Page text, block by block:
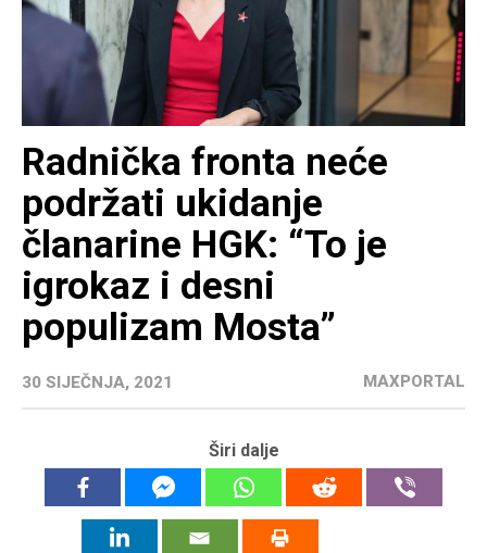
Radnička fronta neće
podržati ukidanje
članarine HGK: “To je
igrokaz i desni
populizam Mosta”
30 SIJEČNJA, 2021 MAXPORTAL
Širi dalje